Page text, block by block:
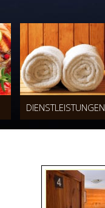
DIENSTLEISTUNGEN